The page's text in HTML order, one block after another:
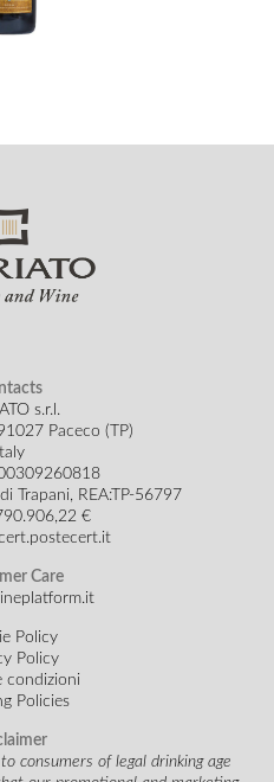
s.r.l.
Paceco (TP)
Italy
Trapani, REA:TP-56797
€
Care
Policy
Policy
condizioni
Policies
consumers of legal drinking age